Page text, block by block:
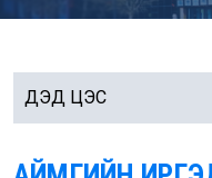
ДЭД ЦЭС